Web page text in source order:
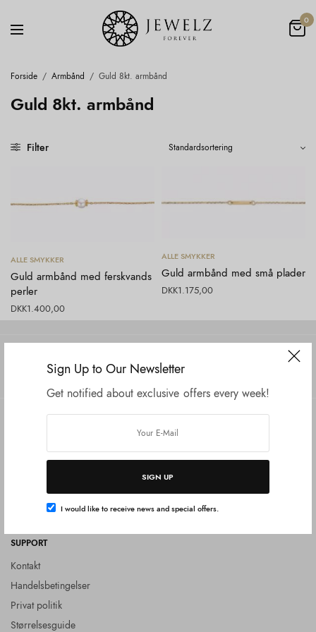
Sign Up to Our Newsletter
Get notified about exclusive offers every week!
SIGN UP
I would like to receive news and special offers.
0
Forside / Armbånd / Guld 8kt. armbånd
Guld 8kt. armbånd
Filter
Tilføj til kurv
ALLE SMYKKER
Guld armbånd med ferskvands
perler
DKK1.400,00
Tilføj til kurv
ALLE SMYKKER
Guld armbånd med små plader
DKK1.175,00
Om diamanter
SUPPORT
Kontakt
Handelsbetingelser
Privat politik
Størrelsesguide